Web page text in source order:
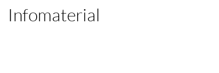
Infomaterial